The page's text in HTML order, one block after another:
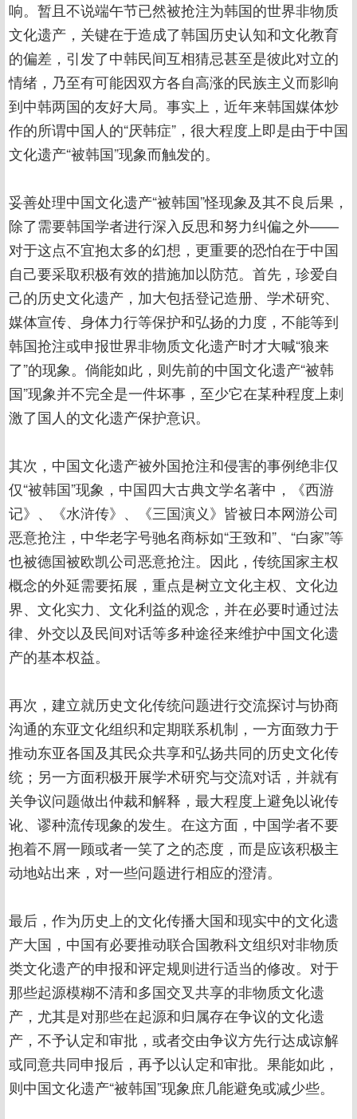
响。暂且不说端午节已然被抢注为韩国的世界非物质
文化遗产，关键在于造成了韩国历史认知和文化教育
的偏差，引发了中韩民间互相猜忌甚至是彼此对立的
情绪，乃至有可能因双方各自高涨的民族主义而影响
到中韩两国的友好大局。事实上，近年来韩国媒体炒
作的所谓中国人的“厌韩症”，很大程度上即是由于中国
文化遗产“被韩国”现象而触发的。
妥善处理中国文化遗产“被韩国”怪现象及其不良后果，
除了需要韩国学者进行深入反思和努力纠偏之外——
对于这点不宜抱太多的幻想，更重要的恐怕在于中国
自己要采取积极有效的措施加以防范。首先，珍爱自
己的历史文化遗产，加大包括登记造册、学术研究、
媒体宣传、身体力行等保护和弘扬的力度，不能等到
韩国抢注或申报世界非物质文化遗产时才大喊“狼来
了”的现象。倘能如此，则先前的中国文化遗产“被韩
国”现象并不完全是一件坏事，至少它在某种程度上刺
激了国人的文化遗产保护意识。
其次，中国文化遗产被外国抢注和侵害的事例绝非仅
仅“被韩国”现象，中国四大古典文学名著中，《西游
记》、《水浒传》、《三国演义》皆被日本网游公司
恶意抢注，中华老字号驰名商标如“王致和”、“白家”等
也被德国被欧凯公司恶意抢注。因此，传统国家主权
概念的外延需要拓展，重点是树立文化主权、文化边
界、文化实力、文化利益的观念，并在必要时通过法
律、外交以及民间对话等多种途径来维护中国文化遗
产的基本权益。
再次，建立就历史文化传统问题进行交流探讨与协商
沟通的东亚文化组织和定期联系机制，一方面致力于
推动东亚各国及其民众共享和弘扬共同的历史文化传
统；另一方面积极开展学术研究与交流对话，并就有
关争议问题做出仲裁和解释，最大程度上避免以讹传
讹、谬种流传现象的发生。在这方面，中国学者不要
抱着不屑一顾或者一笑了之的态度，而是应该积极主
动地站出来，对一些问题进行相应的澄清。
最后，作为历史上的文化传播大国和现实中的文化遗
产大国，中国有必要推动联合国教科文组织对非物质
类文化遗产的申报和评定规则进行适当的修改。对于
那些起源模糊不清和多国交叉共享的非物质文化遗
产，尤其是对那些在起源和归属存在争议的文化遗
产，不予认定和审批，或者交由争议方先行达成谅解
或同意共同申报后，再予以认定和审批。果能如此，
则中国文化遗产“被韩国”现象庶几能避免或减少些。